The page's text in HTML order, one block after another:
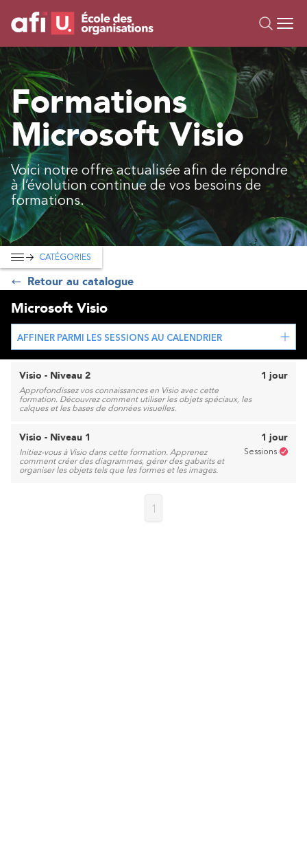
Formations
Campus IA
Sur mesure
À propos
Ressources
Formations
Microsoft Visio
Voici notre offre actualisée afin de répondre
à l’évolution continue de vos besoins de
formations.
Retour au catalogue
CATÉGORIES
Microsoft Visio
AFFINER PARMI LES SESSIONS AU CALENDRIER
Visio - Niveau 2
Approfondissez vos connaissances en Visio avec cette
formation. Découvrez comment utiliser les objets spéciaux, les
calques et les bases de données visuelles.
1 jour
Visio - Niveau 1
Initiez-vous à Visio dans cette formation. Apprenez
comment créer des diagrammes, gérer des gabarits et
organiser les objets tels que les formes et les images.
1 jour
Sessions
1